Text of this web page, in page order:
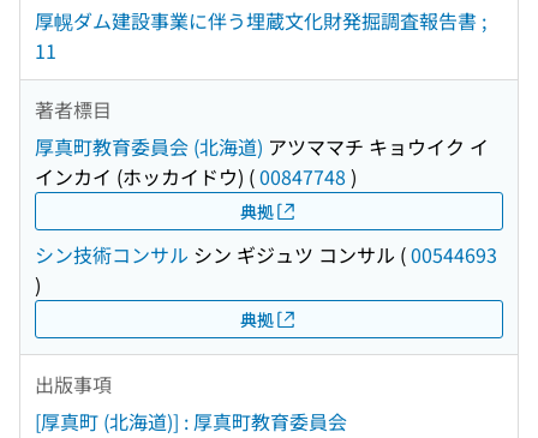
厚幌ダム建設事業に伴う埋蔵文化財発掘調査報告書 ;
11
著者標目
厚真町教育委員会 (北海道) アツママチ キョウイク イ
インカイ (ホッカイドウ) (00847748 )
典拠
シン技術コンサル シン ギジュツ コンサル (00544693
)
典拠
出版事項
[厚真町 (北海道)] : 厚真町教育委員会